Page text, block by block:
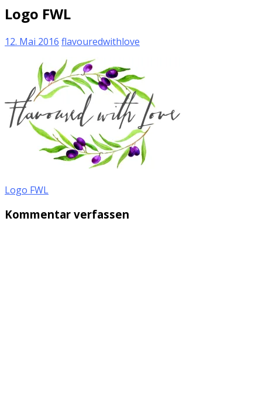
Logo FWL
12. Mai 2016 flavouredwithlove
Logo FWL
Kommentar verfassen